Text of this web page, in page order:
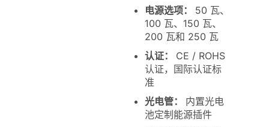
电源选项： 50 瓦、
100 瓦、150 瓦、
200 瓦和 250 瓦
认证： CE / ROHS
认证，国际认证标
准
光电管： 内置光电
池定制能源插件